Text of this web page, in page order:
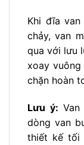
Khi đĩa
chảy, van
qua với lưu
xoay
chặn hoàn
Lưu ý:
dòng van
thiết kế tối